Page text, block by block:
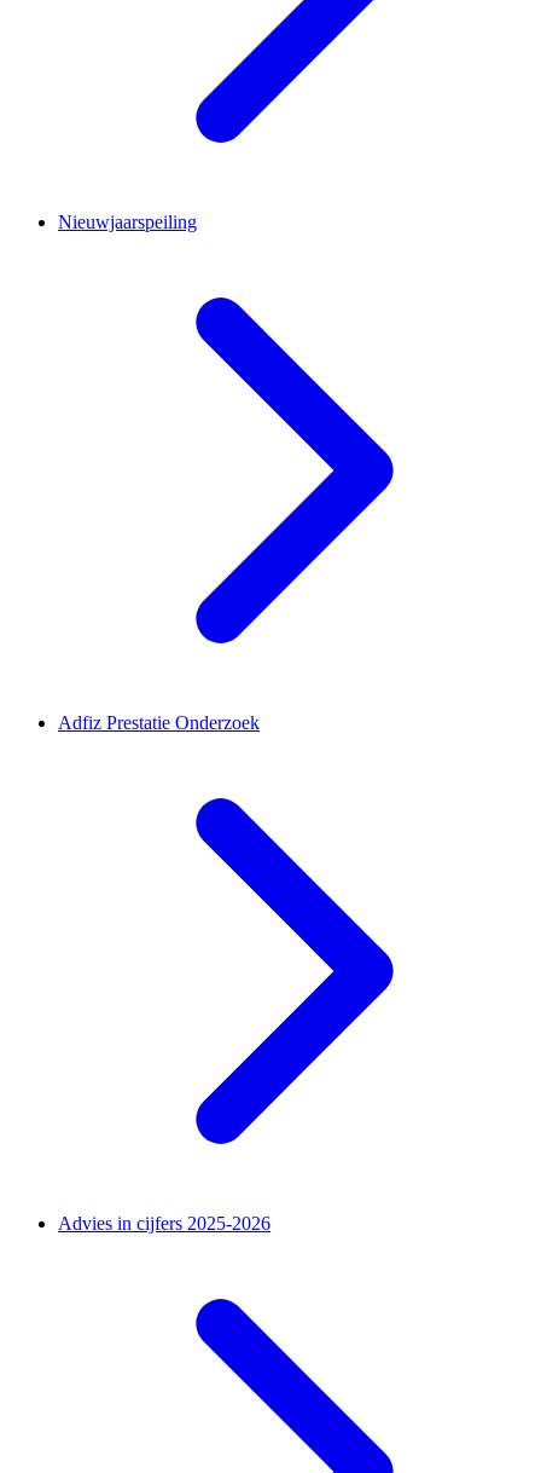
Nieuwjaarspeiling
Adfiz Prestatie Onderzoek
Advies in cijfers 2025-2026